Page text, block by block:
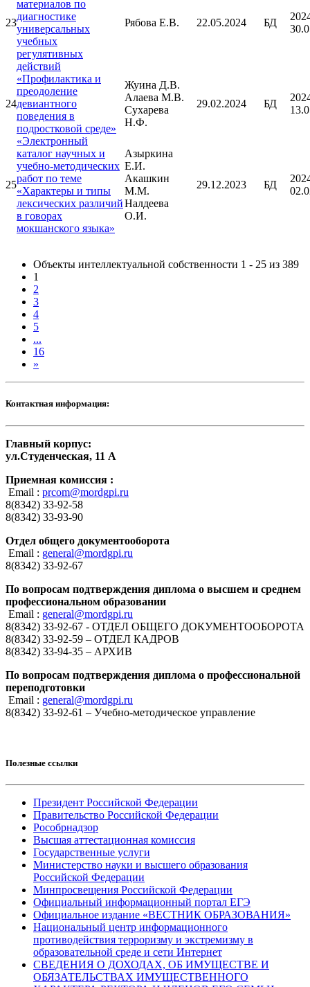
23
материалов по
диагностике
универсальных
учебных
регулятивных
действий
Рябова Е.В. 22.05.2024 БД
24
«Профилактика и
преодоление
девиантного
поведения в
подростковой среде»
Жуина Д.В.
Алаева М.В.
Сухарева
Н.Ф.
29.02.2024 БД
25
«Электронный
каталог научных и
учебно-методических
работ по теме
«Характеры и типы
лексических различий
в говорах
мокшанского языка»
Азыркина
Е.И.
Акашкин
М.М.
Налдеева
О.И.
29.12.2023 БД
Объекты интеллектуальной собственности 1 - 25 из 389
1
2
3
4
5
...
16
»
Контактная информация:
Главный корпус:
ул.Студенческая, 11 А
Приемная комиссия :
Email : prcom@mordgpi.ru
8(8342) 33-92-58
8(8342) 33-93-90
Отдел общего документооборота
Email : general@mordgpi.ru
8(8342) 33-92-67
По вопросам подтверждения диплома о высшем и среднем
профессиональном образовании
Email : general@mordgpi.ru
8(8342) 33-92-67 - ОТДЕЛ ОБЩЕГО ДОКУМЕНТООБОРОТА
8(8342) 33-92-59 – ОТДЕЛ КАДРОВ
8(8342) 33-94-35 – АРХИВ
По вопросам подтверждения диплома о профессиональной
переподготовки
Email : general@mordgpi.ru
8(8342) 33-92-61 – Учебно-методическое управление
Полезные ссылки
Президент Российской Федерации
Правительство Российской Федерации
Рособрнадзор
Высшая аттестационная комиссия
Государственные услуги
Министерство науки и высшего образования
Российской Федерации
Минпросвещения Российской Федерации
Официальный информационный портал ЕГЭ
Официальное издание «ВЕСТНИК ОБРАЗОВАНИЯ»
Национальный центр информационного
противодействия терроризму и экстремизму в
образовательной среде и сети Интернет
СВЕДЕНИЯ О ДОХОДАХ, ОБ ИМУЩЕСТВЕ И
ОБЯЗАТЕЛЬСТВАХ ИМУЩЕСТВЕННОГО